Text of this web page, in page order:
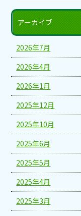
アーカイブ
2026年7月
2026年4月
2026年1月
2025年12月
2025年10月
2025年6月
2025年5月
2025年4月
2025年3月